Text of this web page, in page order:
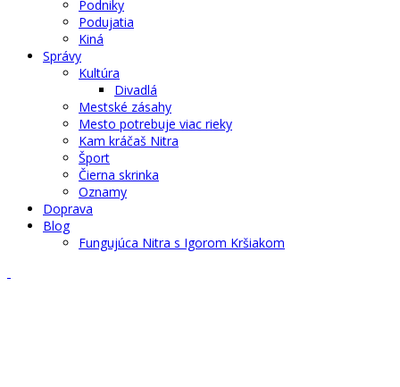
Podniky
Podujatia
Kiná
Správy
Kultúra
Divadlá
Mestské zásahy
Mesto potrebuje viac rieky
Kam kráčaš Nitra
Šport
Čierna skrinka
Oznamy
Doprava
Blog
Fungujúca Nitra s Igorom Kršiakom